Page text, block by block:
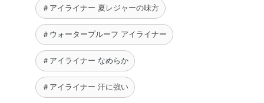
＃アイライナー 夏レジャーの味方
＃ウォータープルーフ アイライナー
＃アイライナー なめらか
＃アイライナー 汗に強い